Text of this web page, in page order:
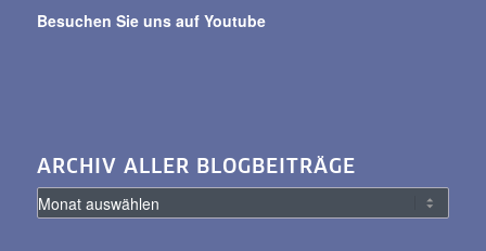
Besuchen Sie uns auf Youtube
ARCHIV ALLER BLOGBEITRÄGE